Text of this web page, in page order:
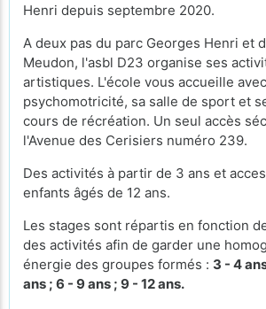
Henri depuis septembre 2020.
A deux pas du parc Georges Henri et
Meudon, l'asbl D23 organise ses
artistiques. L'école vous accueille
psychomotricité, sa salle de sport et
cours de récréation. Un seul accès
l'Avenue des Cerisiers numéro 239.
Des activités à partir de 3 ans et
enfants âgés de 12 ans.
Les stages sont répartis en fonction
des activités afin de garder une
énergie des groupes formés : 3 - 4
ans ; 6 - 9 ans ; 9 - 12 ans.